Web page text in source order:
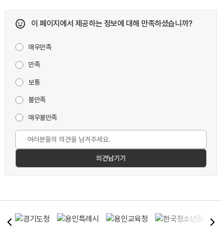
이 페이지에서 제공하는 정보에 대해 만족하셨습니까?
매우만족
만족
보통
불만족
매우불만족